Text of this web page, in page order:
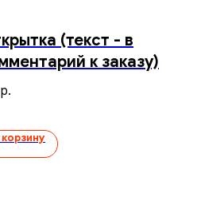
(текст - в
к заказу)
р.